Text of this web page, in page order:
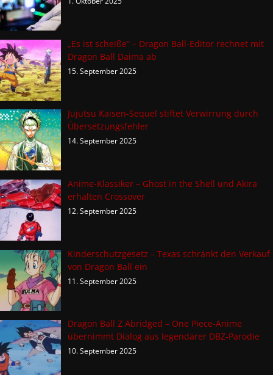
„Es ist scheiße“ – Dragon Ball-Editor rechnet mit
Dragon Ball Daima ab
15. September 2025
Jujutsu Kaisen-Sequel stiftet Verwirrung durch
Übersetzungsfehler
14. September 2025
Anime-Klassiker – Ghost in the Shell und Akira
erhalten Crossover
12. September 2025
Kinderschutzgesetz – Texas schränkt den Verkauf
von Dragon Ball ein
11. September 2025
Dragon Ball Z Abridged – One Piece-Anime
übernimmt Dialog aus legendärer DBZ-Parodie
10. September 2025